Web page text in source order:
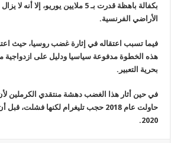
بكفالة باهظة قدرت بـ 5 ملايين يوريو،
الأراضي الفرنسية.
فيما تسبب اعتقاله في إثارة غضب روسيا، حيث
هذه الخطوة مدفوعة سياسيا ودليل على ازدواجية
بحرية التعبير.
في حين أثار هذا الغضب دهشة منتقدي الكرملين
حاولت عام 2018 حجب تليغرام لكنها
2020.